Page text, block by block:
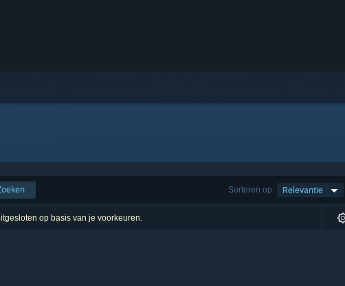
Sorteren op Relevantie
op basis van je voorkeuren.